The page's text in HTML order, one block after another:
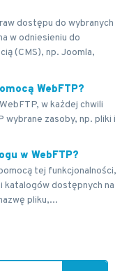
dostępu do wybranych
w odniesieniu do
(CMS), np. Joomla,
WebFTP?
w każdej chwili
wybrane zasoby, np. pliki i
w WebFTP?
tej funkcjonalności,
katalogów dostępnych na
pliku,...